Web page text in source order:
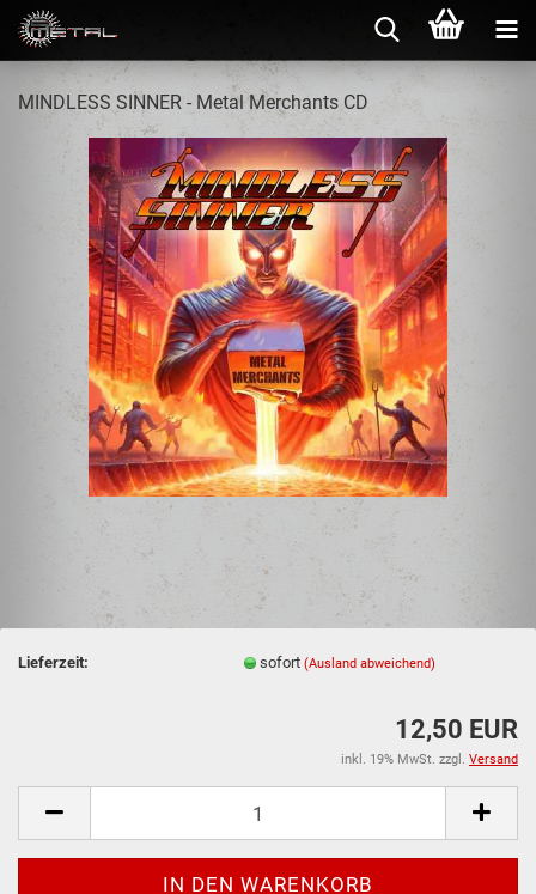
MINDLESS SINNER - Metal Merchants CD
Lieferzeit: sofort(Ausland abweichend)
12,50 EUR
inkl. 19% MwSt. zzgl. Versand